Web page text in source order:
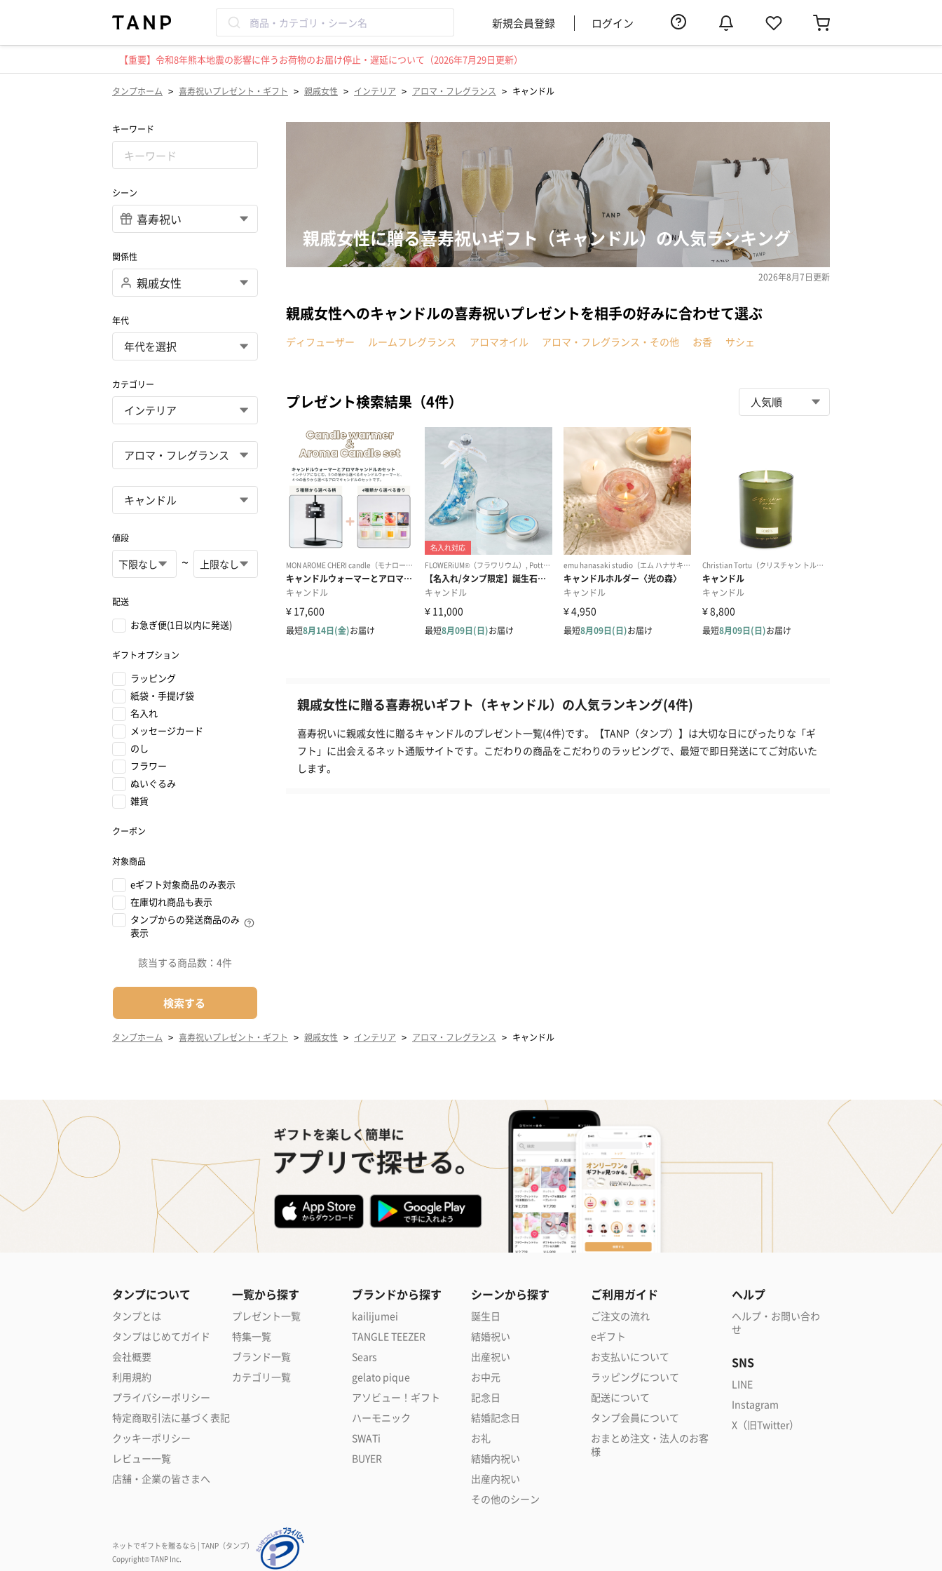
新規会員登録 ログイン
【重要】令和8年熊本地震の影響に伴うお荷物のお届け停止・遅延について（2026年7月29日更新）
タンプホーム > 喜寿祝いプレゼント・ギフト > 親戚女性 > インテリア > アロマ・フレグランス > キャンドル
キーワード
シーン
関係性
年代
カテゴリー
値段
~
配送
お急ぎ便(1日以内に発送)
ギフトオプション
ラッピング
紙袋・手提げ袋
名入れ
メッセージカード
のし
フラワー
ぬいぐるみ
雑貨
クーポン
対象商品
eギフト対象商品のみ表示
在庫切れ商品も表示
タンプからの発送商品のみ
表示
該当する商品数： 4件
検索する
親戚女性に贈る喜寿祝いギフト（キャンドル）の人気ランキング
2026年8月7日更新
親戚女性へのキャンドルの喜寿祝いプレゼントを相手の好みに合わせて選ぶ
ディフューザー ルームフレグランス アロマオイル アロマ・フレグランス・その他 お香 サシェ
プレゼント検索結果（4件）
親戚女性に贈る喜寿祝いギフト（キャンドル）の人気ランキング(4件)
喜寿祝いに親戚女性に贈るキャンドルのプレゼント一覧(4件)です。【TANP（タンプ）】は大切な日にぴったりな「ギ
フト」に出会えるネット通販サイトです。こだわりの商品をこだわりのラッピングで、最短で即日発送にてご対応いた
します。
タンプホーム > 喜寿祝いプレゼント・ギフト > 親戚女性 > インテリア > アロマ・フレグランス > キャンドル
タンプについて
タンプとは
タンプはじめてガイド
会社概要
利用規約
プライバシーポリシー
特定商取引法に基づく表記
クッキーポリシー
レビュー一覧
店舗・企業の皆さまへ
一覧から探す
プレゼント一覧
特集一覧
ブランド一覧
カテゴリ一覧
ブランドから探す
kailijumei
TANGLE TEEZER
Sears
gelato pique
アソビュー！ギフト
ハーモニック
SWATi
BUYER
シーンから探す
誕生日
結婚祝い
出産祝い
お中元
記念日
結婚記念日
お礼
結婚内祝い
出産内祝い
その他のシーン
ご利用ガイド
ご注文の流れ
eギフト
お支払いについて
ラッピングについて
配送について
タンプ会員について
おまとめ注文・法人のお客
様
ヘルプ
ヘルプ・お問い合わ
せ
SNS
LINE
Instagram
X（旧Twitter）
ネットでギフトを贈るなら | TANP（タンプ）
Copyright© TANP Inc.